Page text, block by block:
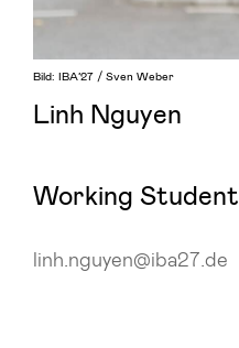
Linh Nguyen
Working Student
linh.nguyen@iba27.de
Bild: IBA’27 / Sven Weber